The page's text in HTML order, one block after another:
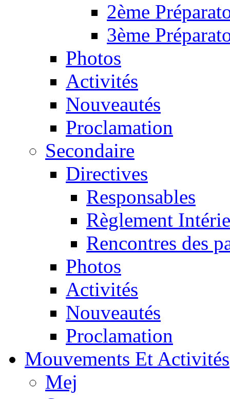
2ème
3ème
Photos
Activités
Nouveautés
Proclamation
Secondaire
Directives
Responsables
Règlement
Rencontres des
Photos
Activités
Nouveautés
Proclamation
Mouvements Et Activités
Mej